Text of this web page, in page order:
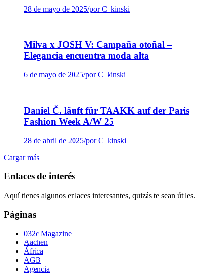
28 de mayo de 2025/por C_kinski
Milva x JOSH V: Campaña otoñal –
Elegancia encuentra moda alta
6 de mayo de 2025/por C_kinski
Daniel Č. läuft für TAAKK auf der Paris
Fashion Week A/W 25
28 de abril de 2025/por C_kinski
Cargar más
Enlaces de interés
Aquí tienes algunos enlaces interesantes, quizás te sean útiles.
Páginas
032c Magazine
Aachen
África
AGB
Agencia